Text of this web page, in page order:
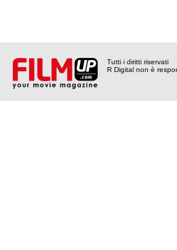
Tutti i diritti riservati
R Digital non è